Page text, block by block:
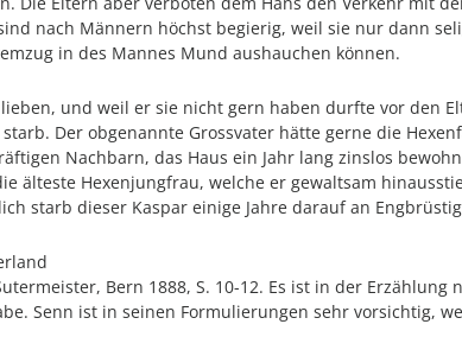
nach Männern höchst begierig, weil sie nur dann
in des Mannes Mund aushauchen können.
und weil er sie nicht gern haben durfte vor den
Der obgenannte Grossvater hätte gerne die
Nachbarn, das Haus ein Jahr lang zinslos
älteste Hexenjungfrau, welche er gewaltsam
starb dieser Kaspar einige Jahre darauf an
Bern 1888, S. 10-12. Es ist in der
Senn ist in seinen Formulierungen sehr vorsichtig,